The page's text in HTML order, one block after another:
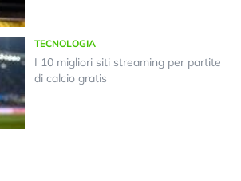
TECNOLOGIA
I 10 migliori siti streaming per partite
di calcio gratis